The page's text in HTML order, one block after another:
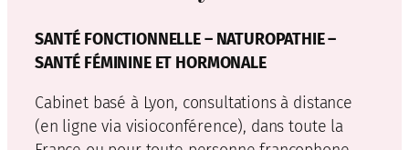
SANTÉ FONCTIONNELLE – NATUROPATHIE –
SANTÉ FÉMININE ET HORMONALE
Cabinet basé à Lyon, consultations à distance
(en ligne via visioconférence), dans toute la